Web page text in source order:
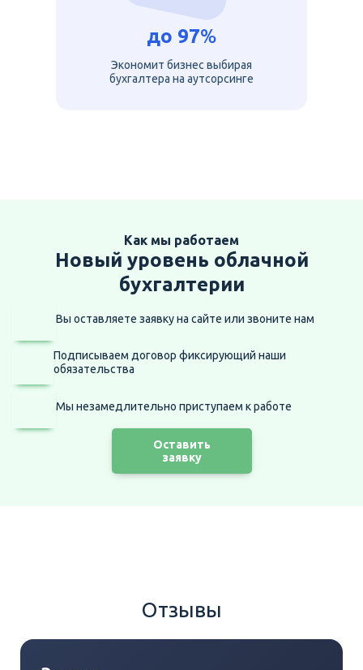
до 97%
Экономит бизнес выбирая
бухгалтера на аутсорсинге
Как мы работаем
Новый уровень облачной
бухгалтерии
Вы оставляете заявку на сайте или звоните нам
Подписываем договор фиксирующий наши
обязательства
Мы незамедлительно приступаем к работе
Оставить
заявку
Отзывы